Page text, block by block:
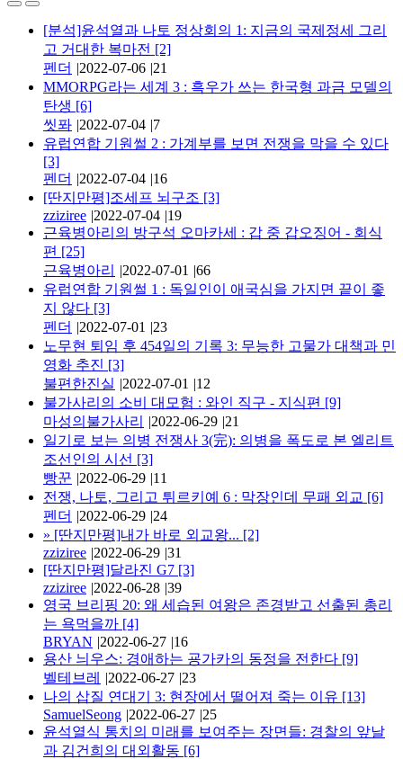
[분석]윤석열과 나토 정상회의 1: 지금의 국제정세 그리
고 거대한 복마전 [2]
펜더 |2022-07-06 |21
MMORPG라는 세계 3 : 흑우가 쓰는 한국형 과금 모델의
탄생 [6]
씻퐈 |2022-07-04 |7
유럽연합 기원썰 2 : 가계부를 보면 전쟁을 막을 수 있다
[3]
펜더 |2022-07-04 |16
[딴지만평]조세프 뇌구조 [3]
zziziree |2022-07-04 |19
근육병아리의 방구석 오마카세 : 갑 중 갑오징어 - 회식
편 [25]
근육병아리
|2022-07-01 |66
유럽연합 기원썰 1 : 독일인이 애국심을 가지면 끝이 좋
지 않다 [3]
펜더 |2022-07-01 |23
노무현 퇴임 후 454일의 기록 3: 무능한 고물가 대책과 민
영화 추진 [3]
불편한진실 |2022-07-01 |12
불가사리의 소비 대모험 : 와인 직구 - 지식편 [9]
마성의불가사리
|2022-06-29 |21
일기로 보는 의병 전쟁사 3(完): 의병을 폭도로 본 엘리트
조선인의 시선 [3]
빵꾼 |2022-06-29 |11
전쟁, 나토, 그리고 튀르키예 6 : 막장인데 무패 외교 [6]
펜더 |2022-06-29 |24
» [딴지만평]내가 바로 외교왕... [2]
zziziree |2022-06-29 |31
[딴지만평]달라진 G7 [3]
zziziree |2022-06-28 |39
영국 브리핑 20: 왜 세습된 여왕은 존경받고 선출된 총리
는 욕먹을까 [4]
BRYAN |2022-06-27 |16
용산 늬우스: 경애하는 굥가카의 동정을 전한다 [9]
벨테브레
|2022-06-27 |23
나의 삽질 연대기 3: 현장에서 떨어져 죽는 이유 [13]
SamuelSeong |2022-06-27 |25
윤석열식 통치의 미래를 보여주는 장면들: 경찰의 앞날
과 김건희의 대외활동 [6]